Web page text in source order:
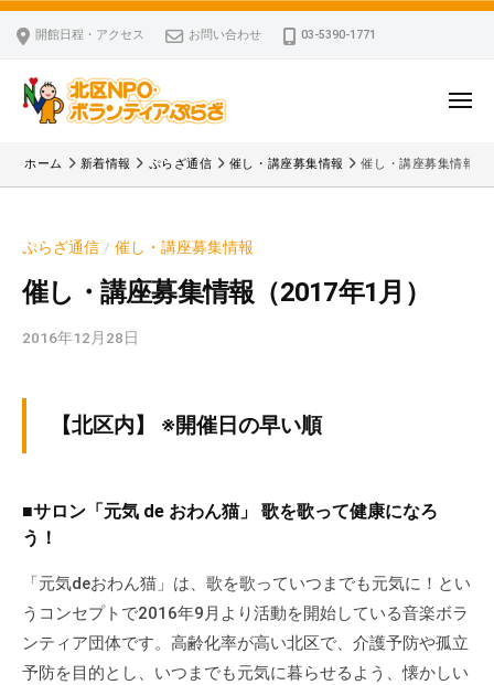
コ
ス
開館日程・アクセス お問い合わせ 03-5390-1771
区
P
・
ボ
ン
ィ
ぷ
ら
ざ
北
P
O
・
ボ
ぷ
ら
」
は
、
N
メ
ー
ホーム 新着情報 ぷらざ通信 催し・講座募集情報 催し・講座募集情報（
ぷらざ通信 / 催し・講座募集情報
催し・講座募集情報（2017年1月）
2016年12月28日
v
d
i
【北区内】 ※開催日の早い順
■サロン「元気 de おわん猫」 歌を歌って健康になろ
う！
「元気deおわん猫」は、歌を歌っていつまでも元気に！とい
うコンセプトで2016年9月より活動を開始している音楽ボラ
ンティア団体です。高齢化率が高い北区で、介護予防や孤立
予防を目的とし、いつまでも元気に暮らせるよう、懐かしい
区
N
O
・
ラ
ィ
ア
ぷ
ら
ー